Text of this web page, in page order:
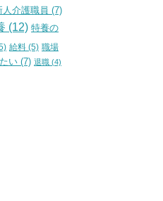
人介護職員 (7)
(12) 特養の
給料 (5) 職場
い (7) 退職 (4)